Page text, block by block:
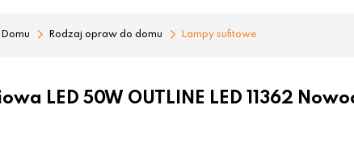
Rodzaj opraw do domu Lampy sufitowe
LED 50W OUTLINE LED 11362